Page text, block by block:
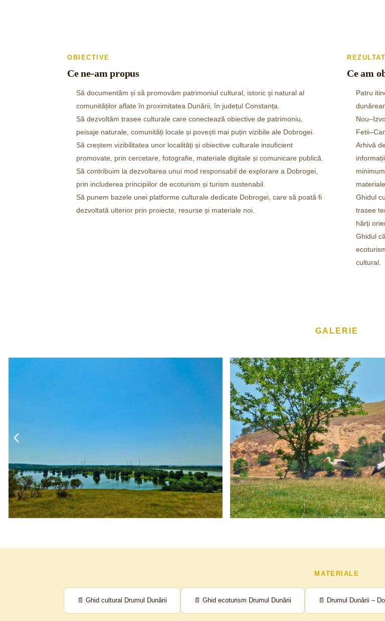
OBIECTIVE
Ce ne-am propus
Să documentăm și să promovăm patrimoniul cultural, istoric și natural al
comunităților aflate în proximitatea Dunării, în județul Constanța.
Să dezvoltăm trasee culturale care conectează obiective de patrimoniu,
peisaje naturale, comunități locale și povești mai puțin vizibile ale Dobrogei.
Să creștem vizibilitatea unor localități și obiective culturale insuficient
promovate, prin cercetare, fotografie, materiale digitale și comunicare publică.
Să contribuim la dezvoltarea unui mod responsabil de explorare a Dobrogei,
prin includerea principiilor de ecoturism și turism sustenabil.
Să punem bazele unei platforme culturale dedicate Dobrogei, care să poată fi
dezvoltată ulterior prin proiecte, resurse și materiale noi.
Ce am
Patru
Arhivă
materiale.
Ghidul
trasee
hărți
Ghidul
cultural.
GALERIE
MATERIALE
📄 Ghid cultural Drumul Dunării 📄 Ghid ecoturism Drumul Dunării 📄 Drumul Dunării –